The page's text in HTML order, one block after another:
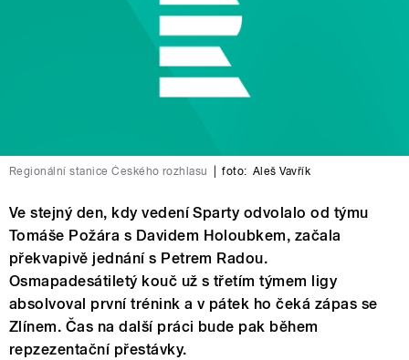
Regionální stanice Českého rozhlasu foto: Aleš Vavřík
Ve stejný den, kdy vedení Sparty odvolalo od týmu
Tomáše Požára s Davidem Holoubkem, začala
překvapivě jednání s Petrem Radou.
Osmapadesátiletý kouč už s třetím týmem ligy
absolvoval první trénink a v pátek ho čeká zápas se
Zlínem. Čas na další práci bude pak během
repzezentační přestávky.